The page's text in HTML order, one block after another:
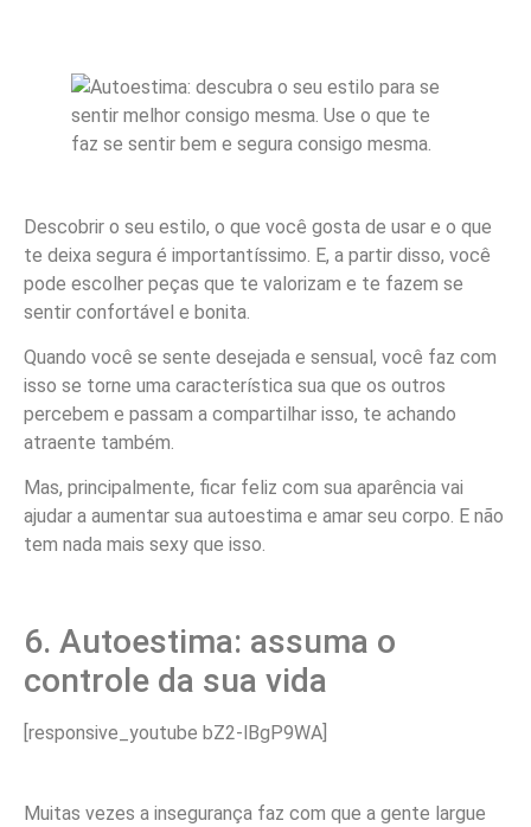
Descobrir o seu estilo, o que você gosta de usar e o que
te deixa segura é importantíssimo. E, a partir disso, você
pode escolher peças que te valorizam e te fazem se
sentir confortável e bonita.
Quando você se sente desejada e sensual, você faz com
isso se torne uma característica sua que os outros
percebem e passam a compartilhar isso, te achando
atraente também.
Mas, principalmente, ficar feliz com sua aparência vai
ajudar a aumentar sua autoestima e amar seu corpo. E não
tem nada mais sexy que isso.
6. Autoestima: assuma o
controle da sua vida
[responsive_youtube bZ2-lBgP9WA]
Muitas vezes a insegurança faz com que a gente largue